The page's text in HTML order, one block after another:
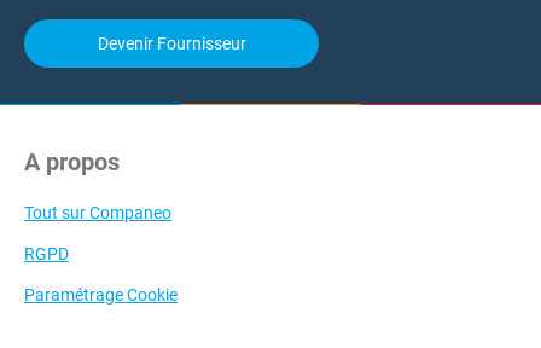
Devenir Fournisseur
A propos
Tout sur Companeo
RGPD
Paramétrage Cookie